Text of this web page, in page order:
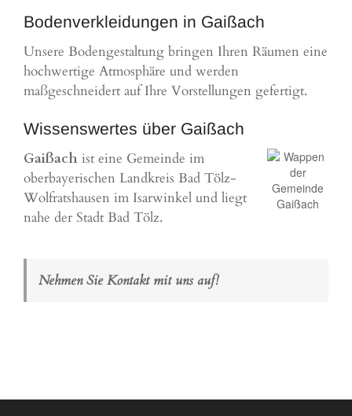
Bodenverkleidungen in Gaißach
Unsere Bodengestaltung bringen Ihren Räumen eine
hochwertige Atmosphäre und werden
maßgeschneidert auf Ihre Vorstellungen gefertigt.
Wissenswertes über Gaißach
Gaißach ist eine Gemeinde im
oberbayerischen Landkreis Bad Tölz-
Wolfratshausen im Isarwinkel und liegt
nahe der Stadt Bad Tölz.
Nehmen Sie Kontakt mit uns auf!